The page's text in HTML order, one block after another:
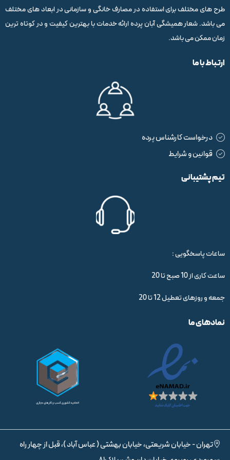
طرح های مختلف برای استفاده در مصارف خانگی و سازمانی در ابعاد های مختلف
می باشد. شعار همیشگی آبان پرده ارائه خدمات با بهترین کیفیت و در کوتاه ترین
زمان ممکن می باشد.
ارتباط با ما
درخواست کارشناس پرده
قوانین و شرایط
تیم پشتیبانی
ساعات پاسخگویی :
ساعت کاری از 10 صبح تا 20
جمعه و روزهای تعطیل 12 تا 20
نمادهای ما
تهران - خیابان شریعتی، خیابان بهشتی ( عباس آباد )، قبل از چهار راه